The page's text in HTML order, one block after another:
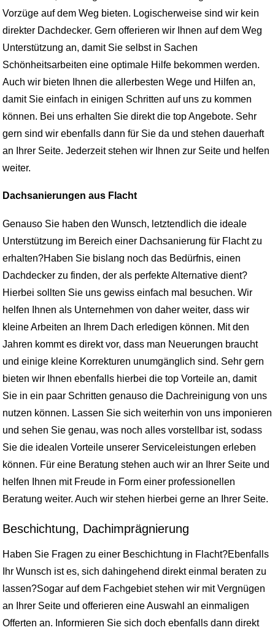
Vorzüge auf dem Weg bieten. Logischerweise sind wir kein
direkter Dachdecker. Gern offerieren wir Ihnen auf dem Weg
Unterstützung an, damit Sie selbst in Sachen
Schönheitsarbeiten eine optimale Hilfe bekommen werden.
Auch wir bieten Ihnen die allerbesten Wege und Hilfen an,
damit Sie einfach in einigen Schritten auf uns zu kommen
können. Bei uns erhalten Sie direkt die top Angebote. Sehr
gern sind wir ebenfalls dann für Sie da und stehen dauerhaft
an Ihrer Seite. Jederzeit stehen wir Ihnen zur Seite und helfen
weiter.
Dachsanierungen aus Flacht
Genauso Sie haben den Wunsch, letztendlich die ideale
Unterstützung im Bereich einer Dachsanierung für Flacht zu
erhalten?Haben Sie bislang noch das Bedürfnis, einen
Dachdecker zu finden, der als perfekte Alternative dient?
Hierbei sollten Sie uns gewiss einfach mal besuchen. Wir
helfen Ihnen als Unternehmen von daher weiter, dass wir
kleine Arbeiten an Ihrem Dach erledigen können. Mit den
Jahren kommt es direkt vor, dass man Neuerungen braucht
und einige kleine Korrekturen unumgänglich sind. Sehr gern
bieten wir Ihnen ebenfalls hierbei die top Vorteile an, damit
Sie in ein paar Schritten genauso die Dachreinigung von uns
nutzen können. Lassen Sie sich weiterhin von uns imponieren
und sehen Sie genau, was noch alles vorstellbar ist, sodass
Sie die idealen Vorteile unserer Serviceleistungen erleben
können. Für eine Beratung stehen auch wir an Ihrer Seite und
helfen Ihnen mit Freude in Form einer professionellen
Beratung weiter. Auch wir stehen hierbei gerne an Ihrer Seite.
Beschichtung, Dachimprägnierung
Haben Sie Fragen zu einer Beschichtung in Flacht?Ebenfalls
Ihr Wunsch ist es, sich dahingehend direkt einmal beraten zu
lassen?Sogar auf dem Fachgebiet stehen wir mit Vergnügen
an Ihrer Seite und offerieren eine Auswahl an einmaligen
Offerten an. Informieren Sie sich doch ebenfalls dann direkt